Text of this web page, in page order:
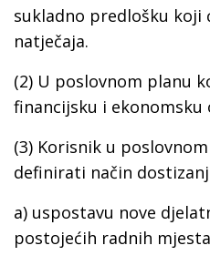
sukladno predlošku koji
natječaja.
(2) U poslovnom planu
financijsku i
(3) Korisnik u
definirati način
a) uspostavu nove
postojećih radnih